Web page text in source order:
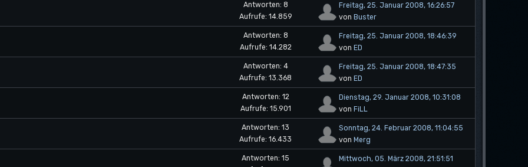
Antworten: 8
Aufrufe: 14.859
Freitag, 25. Januar 2008, 16:26:57
von Buster
Antworten: 8
Aufrufe: 14.282
Freitag, 25. Januar 2008, 18:46:39
von ED
Antworten: 4
Aufrufe: 13.368
Freitag, 25. Januar 2008, 18:47:35
von ED
Antworten: 12
Aufrufe: 15.901
Dienstag, 29. Januar 2008, 10:31:08
von FiLL
Antworten: 13
Aufrufe: 16.433
Sonntag, 24. Februar 2008, 11:04:55
von Merg
Antworten: 15
Mittwoch, 05. März 2008, 21:51:51